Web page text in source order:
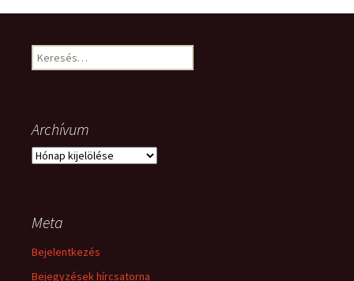
Keresés:
Archívum
Archívum
Meta
Bejelentkezés
Bejegyzések hírcsatorna